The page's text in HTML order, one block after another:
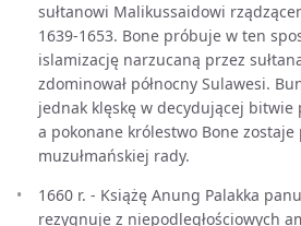
sułtanowi Malikussaidowi
1639-1653. Bone próbuje w ten
islamizację narzucaną przez
zdominował północny Sulawesi.
jednak klęskę w decydującej bitwie
a pokonane królestwo Bone
muzułmańskiej rady.
1660 r. - Książę Anung Palakka
rezygnuje z niepodległościowych